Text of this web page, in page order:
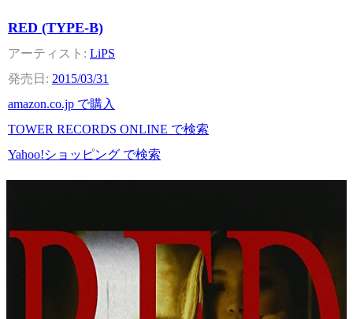
RED (TYPE-B)
LiPS
2015/03/31
amazon.co.jp で購入
TOWER RECORDS ONLINE で検索
Yahoo!ショッピング で検索